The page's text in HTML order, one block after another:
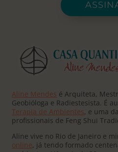
Aline Mendes é Arquiteta,
Geobióloga e Radiestesista. É
Terapia de Ambientes, e uma
profissionais de Feng Shui
Aline vive no Rio de Janeiro e
online, já tendo formado